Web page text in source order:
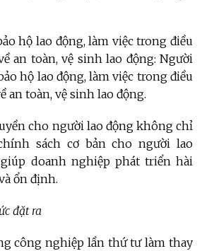
hộ lao động, làm việc trong điều
an toàn, vệ sinh lao động: Người
hộ lao động, làm việc trong điều
an toàn, vệ sinh lao động.
cho người lao động không chỉ
sách cơ bản cho người lao
doanh nghiệp phát triển hài
ổn định.
đặt ra
công nghiệp lần thứ tư làm thay